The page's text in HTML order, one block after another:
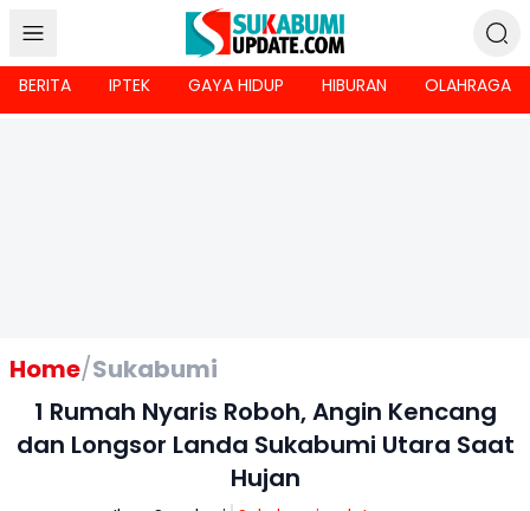
BERITA IPTEK GAYA HIDUP HIBURAN OLAHRAGA
Home/Sukabumi
1 Rumah Nyaris Roboh, Angin Kencang
dan Longsor Landa Sukabumi Utara Saat
Hujan